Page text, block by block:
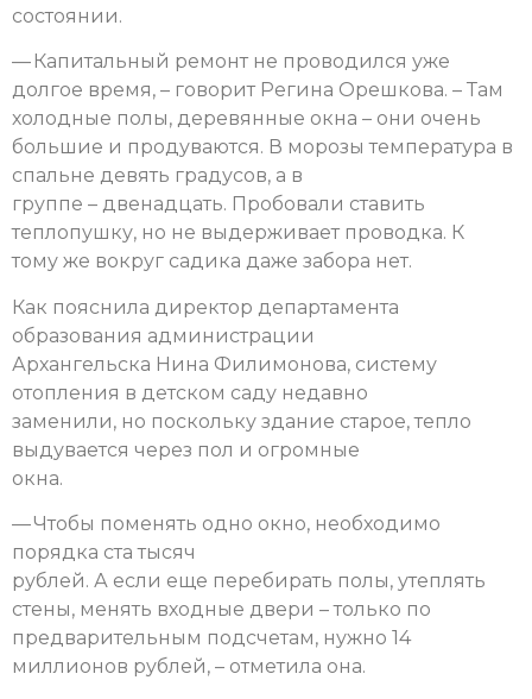
состоянии.
— Капитальный ремонт не проводился уже
долгое время, – говорит Регина Орешкова. – Там
холодные полы, деревянные окна – они очень
большие и продуваются. В морозы температура в
спальне девять градусов, а в
группе – двенадцать. Пробовали ставить
теплопушку, но не выдерживает проводка. К
тому же вокруг садика даже забора нет.
Как пояснила директор департамента
образования администрации
Архангельска Нина Филимонова, систему
отопления в детском саду недавно
заменили, но поскольку здание старое, тепло
выдувается через пол и огромные
окна.
— Чтобы поменять одно окно, необходимо
порядка ста тысяч
рублей. А если еще перебирать полы, утеплять
стены, менять входные двери – только по
предварительным подсчетам, нужно 14
миллионов рублей, – отметила она.